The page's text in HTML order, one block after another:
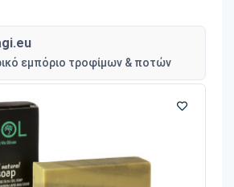
εμπόριο τροφίμων & ποτών